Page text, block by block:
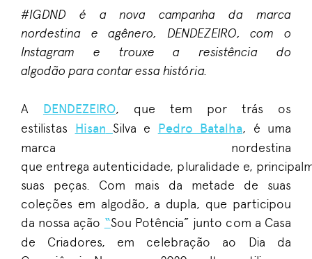
#IGDND é a nova campanha da marca
nordestina eagênero, DENDEZEIRO,
com o
Instagram e trouxe aresistência do
algodão paracontar essa história.
A DENDEZEIRO,
que tem por trás os
estilistas Hisan Silva e Pedro Batalha, é uma
marca nordestina
que entrega autenticidade, pluralidade e,
suas peças . Com mais da metade de suas
coleções em algodão, a dupla, que participou
da nossa ação “Sou Potência” junto com a Casa
de Criadores, em celebração ao Dia da